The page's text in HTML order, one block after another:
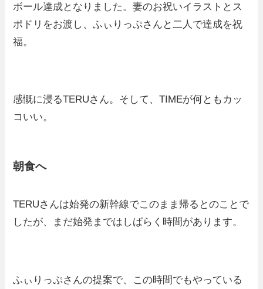
ボール達成となりました。妻のお祝いイラストとス
ポドリをお渡し、ふぃりっぷさんと二人で達成を祝
福。
感慨に浸るTERUさん。そして、TIMEが何ともカッ
コいい。
朝食へ
TERUさんは始発の新幹線でこのまま帰るとのことで
したが、まだ始発まではしばらく時間があります。
ふぃりっぷさんの提案で、この時間でもやっている